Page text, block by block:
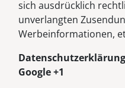
sich ausdrücklich
unverlangten
Werbeinformationen,
Google +1